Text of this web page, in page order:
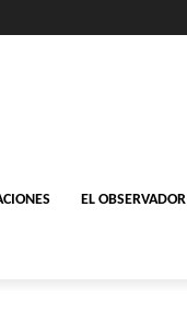
EL OBSERVADOR